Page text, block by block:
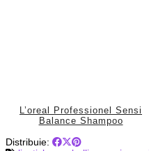
L’oreal Professionel Sensi
Balance Shampoo
Distribuie: